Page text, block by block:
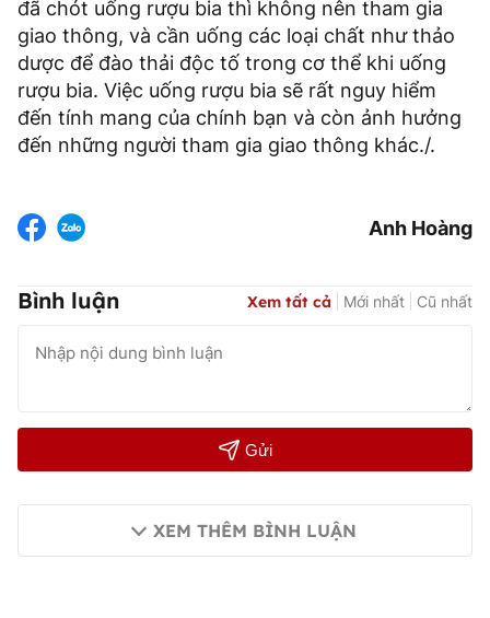
đã chót uống rượu bia thì không nên tham gia
giao thông, và cần uống các loại chất như thảo
dược để đào thải độc tố trong cơ thể khi uống
rượu bia. Việc uống rượu bia sẽ rất nguy hiểm
đến tính mang của chính bạn và còn ảnh hưởng
đến những người tham gia giao thông khác./.
Anh Hoàng
Bình luận Xem tất cả Mới nhất Cũ nhất
Gửi
XEM THÊM BÌNH LUẬN